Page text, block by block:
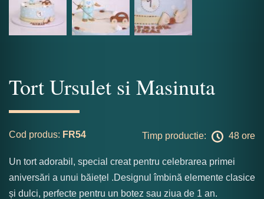
Tort Ursulet si Masinuta
Cod produs: FR54 Timp productie: 48 ore
Un tort adorabil, special creat pentru celebrarea primei
aniversări a unui băiețel .Designul îmbină elemente clasice
și dulci, perfecte pentru un botez sau ziua de 1 an.